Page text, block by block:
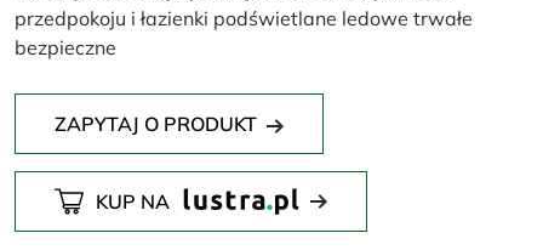
przedpokoju i łazienki podświetlane ledowe trwałe
bezpieczne
ZAPYTAJ O PRODUKT
KUP NA